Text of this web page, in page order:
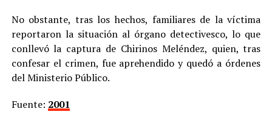
No obstante, tras los hechos, familiares de la víctima
reportaron la situación al órgano detectivesco, lo que
conllevó la captura de Chirinos Meléndez, quien, tras
confesar el crimen, fue aprehendido y quedó a órdenes
del Ministerio Público.
Fuente: 2001